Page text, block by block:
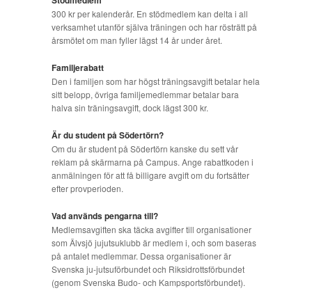
300 kr per kalenderår. En stödmedlem kan delta i all
verksamhet utanför själva träningen och har rösträtt på
årsmötet om man fyller lägst 14 år under året.
Familjerabatt
Den i familjen som har högst träningsavgift betalar hela
sitt belopp, övriga familjemedlemmar betalar bara
halva sin träningsavgift, dock lägst 300 kr.
Är du student på Södertörn?
Om du är student på Södertörn kanske du sett vår
reklam på skärmarna på Campus. Ange rabattkoden i
anmälningen för att få billigare avgift om du fortsätter
efter provperioden.
Vad används pengarna till?
Medlemsavgiften ska täcka avgifter till organisationer
som Älvsjö jujutsuklubb är medlem i, och som baseras
på antalet medlemmar. Dessa organisationer är
Svenska ju-jutsuförbundet och Riksidrottsförbundet
(genom Svenska Budo- och Kampsportsförbundet).